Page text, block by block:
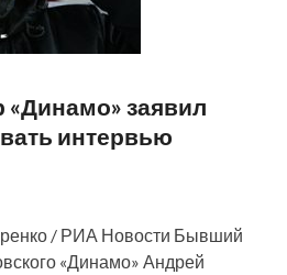
заявил
интервью
/ РИА Новости Бывший
«Динамо» Андрей